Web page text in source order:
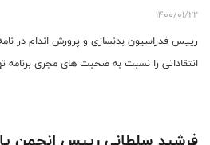
1400/01/22
رییس فدراسیون بدنسازی و پرورش اندام در
انتقاداتی را نسبت به صحبت های مجری برنامه تهران 20